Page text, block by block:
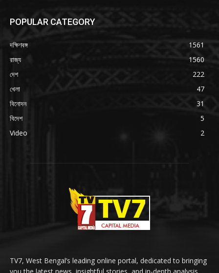
POPULAR CATEGORY
দক্ষিণবঙ্গ
1561
রাজ্য
1560
দেশ
222
খেলা
47
বিনোদন
31
বিদেশ
5
Video
2
TV7, West Bengal’s leading online portal, dedicated to bringing